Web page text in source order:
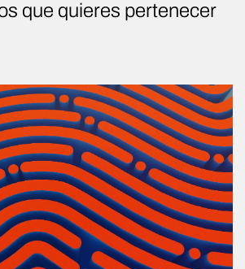
que quieres pertenecer